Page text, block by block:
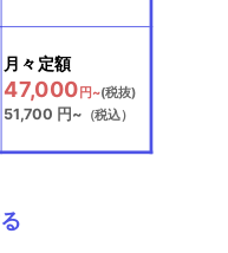
月々定額
47,000 円~(税抜)
51,700 円~ （税込）